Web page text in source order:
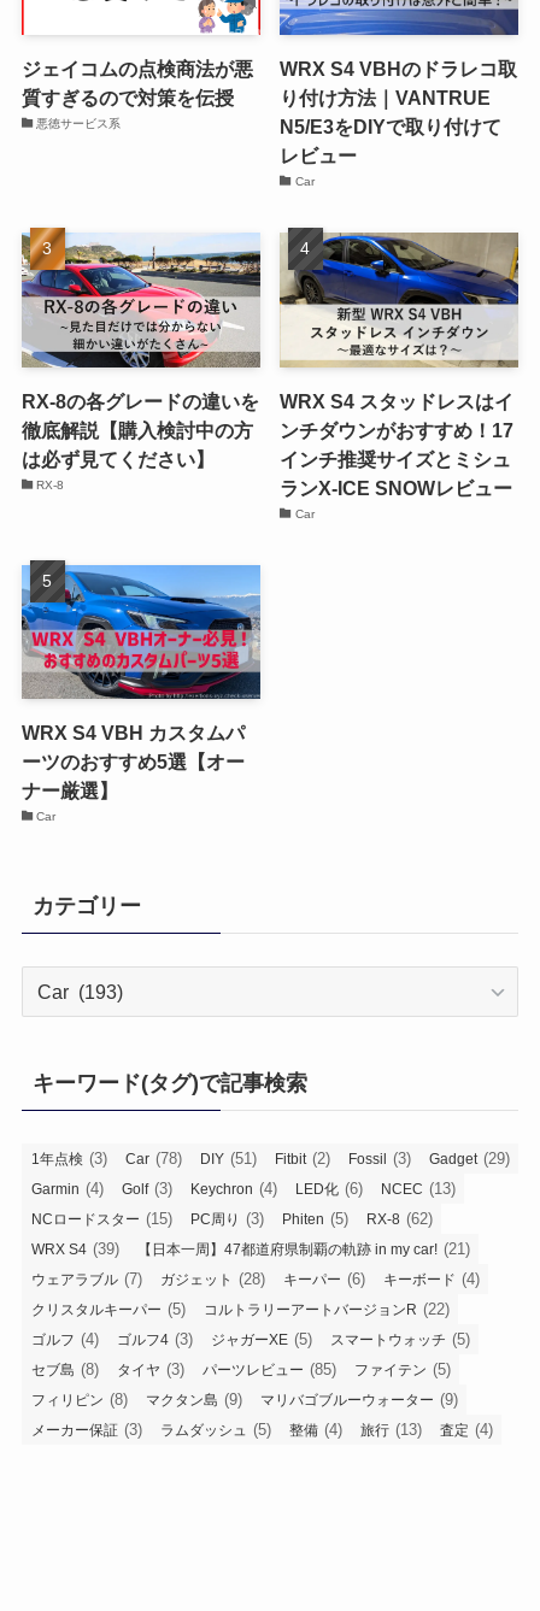
ジェイコムの点検商法が悪
質すぎるので対策を伝授
悪徳サービス系
WRX S4 VBHのドラレコ取
り付け方法｜VANTRUE
N5/E3をDIYで取り付けて
レビュー
Car
RX-8の各グレードの違いを
徹底解説【購入検討中の方
は必ず見てください】
RX-8
WRX S4 スタッドレスはイ
ンチダウンがおすすめ！17
インチ推奨サイズとミシュ
ランX-ICE SNOWレビュー
Car
WRX S4 VBH カスタムパ
ーツのおすすめ5選【オー
ナー厳選】
Car
カテゴリー
キーワード(タグ)で記事検索
1年点検 (3) Car (78) DIY (51) Fitbit (2) Fossil (3) Gadget (29)
Garmin (4) Golf(3) Keychron (4) LED化 (6) NCEC (13)
NCロードスター (15) PC周り (3) Phiten (5) RX-8 (62)
WRX S4 (39) 【日本一周】47都道府県制覇の軌跡 in my car! (21)
ウェアラブル (7) ガジェット (28) キーパー (6) キーボード (4)
クリスタルキーパー (5) コルトラリーアートバージョンR (22)
ゴルフ (4) ゴルフ4 (3) ジャガーXE (5) スマートウォッチ (5)
セブ島 (8) タイヤ (3) パーツレビュー (85) ファイテン (5)
フィリピン (8) マクタン島 (9) マリバゴブルーウォーター (9)
メーカー保証 (3) ラムダッシュ (5) 整備 (4) 旅行 (13) 査定 (4)